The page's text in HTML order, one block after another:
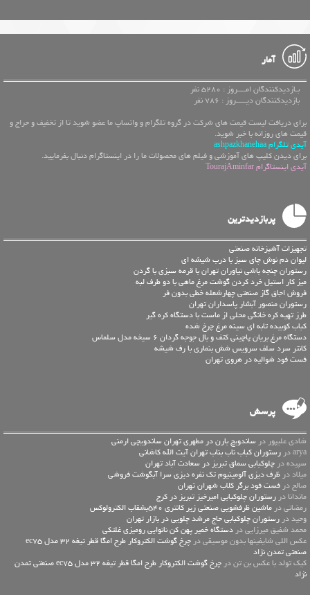
آمار
بـازدیدکنندگان امــــروز : 5280 نفر
بازدیدکنندگان دیـــــروز : 786 نفر
برای دریافت لیست قیمت های شرکت در گروه تلگرام و واتساپ ما عضو شوید تا از تخفیف و حراج و
قیمت های روزانه با خبر شوید.
آیدی تلگرام ashpazkhanehaa
برای دیدن کلیپ های آموزشی و فیلم های محصولات ما را در اینستاگرام دنبال بفرمایید.
آیدی اینستاگرام TourajAminfar
پربازدیدترین
تجهیزات آشپزخانه صنعتی
لیوان دم نوش چای سبز با درب شیشه ای
رستوران چنجه باشی نیاوران تهران با قرمه سبزی با گردن
میز کار استیل خرد کردن گوشت مرغ ماهی با دو طرف لبه
فروش اجاق گاز صنعتی چهارشعله خطی بدون فر
رستوران منصور آبشار پاسداران تهران
طرز تهیه کره خانگی محلی از ماست با دستگاه کره گیر
کباب کوبیده تابه ای سینه مرغ چرخ شده
دستگاه مرغ بریان پاچینی کتف و بال جوجه گردان 6 سیخه مدل سلماس
کانتر سرد سلف سرویس شش بنماری با رف شیشه
فست فود شوالیه در هروی تهران
پرسش
شادی علیپور در ساندویچ بارن در مطهری تهران ساندویچی ارمنی
arya در
رستوران کباب ناب بناب تهران آیت الله کاشانی
سپیده در چلوکبابی سماق تبریز در سعادت آباد تهران
میلاد در ظرف دیزی آلومینیوم تک نفره دیزی سرا آبگوشت فروشی
صالح در فست فود برگر کلاب شهران تهران
ماندانا در رستوران چلوکبابی امیرخیز تبریز در کرج
رمضانی در ماشین ظرفشویی صنعتی زیر کانتری 540بشقاب الکترولوکس
وحید در رستوران چلوکبابی حاج مرشد چلویی در بازار تهران
محمد شفیق میرزایی در دستگاه خمیر پهن کن نانوایی رومیزی غلتکی
عكس اللي شايفينها بدون موسيقى در
چرخ گوشت الکتروکار طرح امگا قطر تیغه 32 مدل ec75
صنعتی تمدن نژاد
کیک تولد با عکس بن تن در
چرخ گوشت الکتروکار طرح امگا قطر تیغه 32 مدل ec75 صنعتی تمدن
نژاد